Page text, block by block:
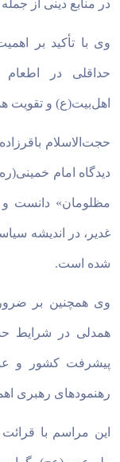
در منابع دینی از
وی با تأکید بر
حداقلی در اطعام
اهل‌بیت(ع) و تقویت
حجت‌الاسلام
دیدگاه امام
مظلومان» دانست و
غدیر، در اندیشه
شده است.
وی همچنین بر
همدلی در شرایط
پیشرفت کشور و
رهنمودهای رهبری
این مراسم با